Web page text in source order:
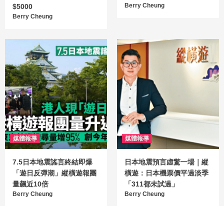
$5000
Berry Cheung
Berry Cheung
媒體報導
7.5日本地震謠言終結即爆
「遊日反彈潮」縱橫遊報團
量飆近10倍
Berry Cheung
媒體報導
日本地震預言虛驚一場｜縱
橫遊：日本機票價平過淡季
「311都未試過」
Berry Cheung